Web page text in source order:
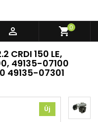
 shopping_cart0
CRDI 150 LE,
49135-07100
49135-07301
Új